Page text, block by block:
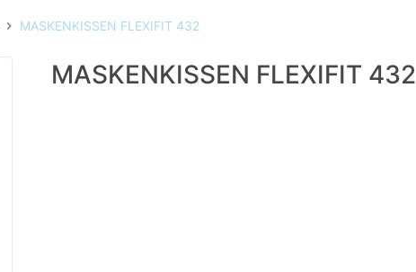
MASKENKISSEN FLEXIFIT 432
MASKENKISSEN FLEXIFIT 432